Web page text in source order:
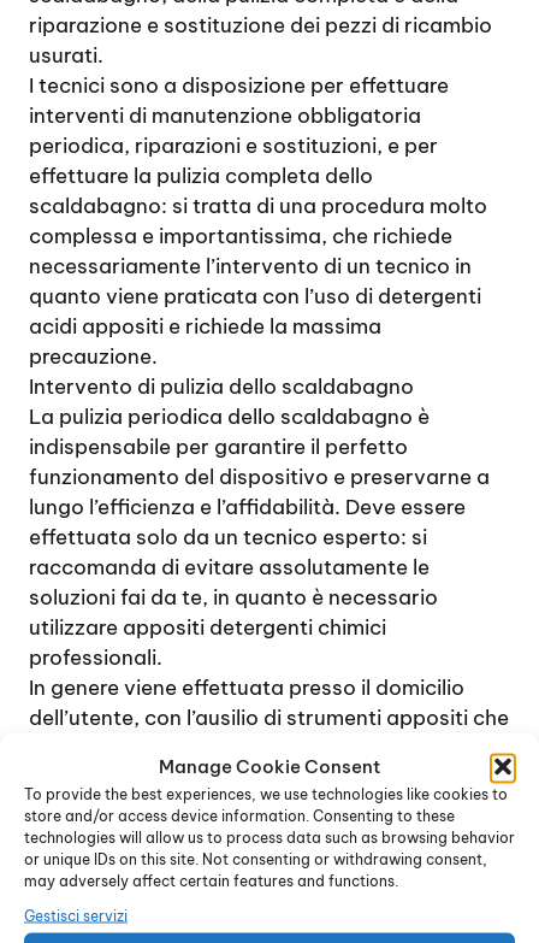
Manage Cookie Consent
To provide the best experiences, we use technologies like cookies to
store and/or access device information. Consenting to these
technologies will allow us to process data such as browsing behavior
or unique IDs on this site. Not consenting or withdrawing consent,
may adversely affect certain features and functions.
Gestisci servizi
riparazione e sostituzione dei pezzi di ricambio
usurati.
I tecnici sono a disposizione per effettuare
interventi di manutenzione obbligatoria
periodica, riparazioni e sostituzioni, e per
effettuare la pulizia completa dello
scaldabagno: si tratta di una procedura molto
complessa e importantissima, che richiede
necessariamente l’intervento di un tecnico in
quanto viene praticata con l’uso di detergenti
acidi appositi e richiede la massima
precauzione.
Intervento di pulizia dello scaldabagno
La pulizia periodica dello scaldabagno è
indispensabile per garantire il perfetto
funzionamento del dispositivo e preservarne a
lungo l’efficienza e l’affidabilità. Deve essere
effettuata solo da un tecnico esperto: si
raccomanda di evitare assolutamente le
soluzioni fai da te, in quanto è necessario
utilizzare appositi detergenti chimici
professionali.
In genere viene effettuata presso il domicilio
dell’utente, con l’ausilio di strumenti appositi che
accessori interni del dispositivo (bruciatore,
ugelli, serpentina e così via) e di ripulirli
perfettatamente da calcare, polvere e residui
vari. La presenza di depositi di calcare è quella
che più di tutto influisce sul rendimento dello
scaldabagno, rendendo necessaria l’operazione